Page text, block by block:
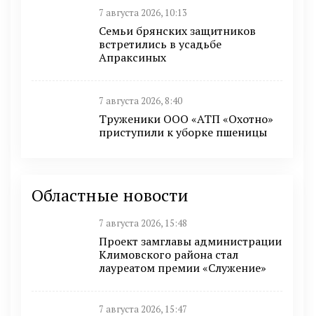
7 августа 2026, 10:13
Семьи брянских защитников
встретились в усадьбе
Апраксиных
7 августа 2026, 8:40
Труженики ООО «АТП «Охотно»
приступили к уборке пшеницы
Областные новости
7 августа 2026, 15:48
Проект замглавы администрации
Климовского района стал
лауреатом премии «Служение»
7 августа 2026, 15:47